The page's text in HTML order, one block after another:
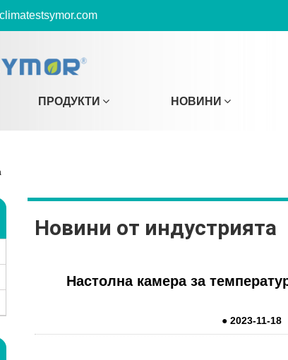
ПРОДУКТИ НОВИНИ
Новини от индустрията
Настолна камера за
●2023-11-18